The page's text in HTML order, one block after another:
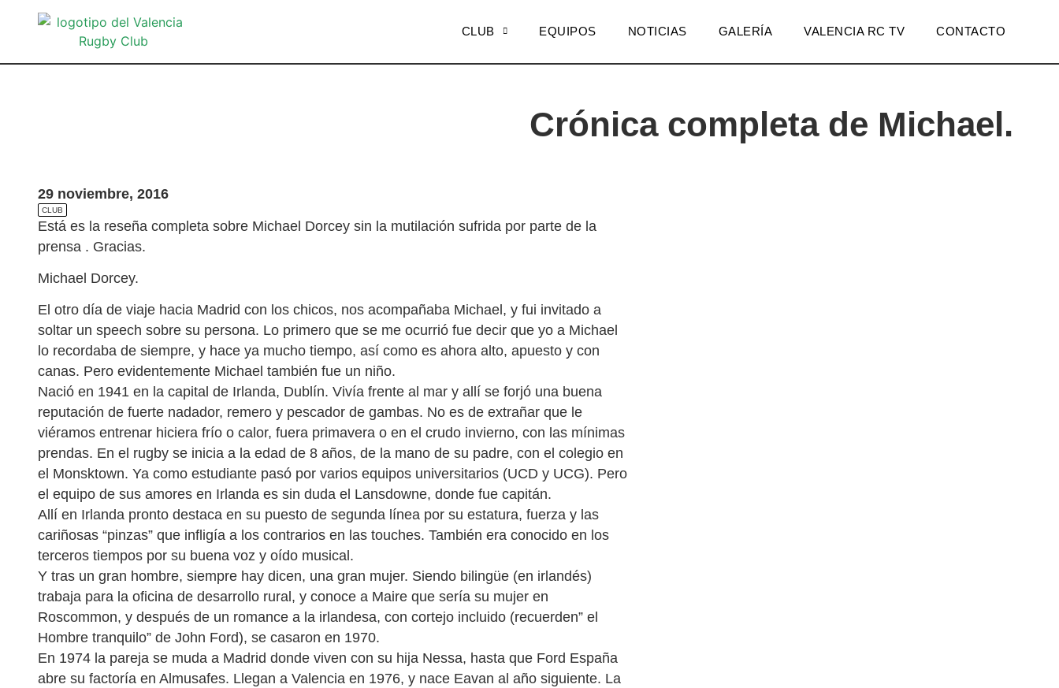
CLUB EQUIPOS NOTICIAS GALERÍA VALENCIA RC TV CONTACTO
Crónica completa de Michael.
29 noviembre, 2016
CLUB
Está es la reseña completa sobre Michael Dorcey sin la mutilación sufrida por parte de la
prensa . Gracias.
Michael Dorcey.
El otro día de viaje hacia Madrid con los chicos, nos acompañaba Michael, y fui invitado a
soltar un speech sobre su persona. Lo primero que se me ocurrió fue decir que yo a Michael
lo recordaba de siempre, y hace ya mucho tiempo, así como es ahora alto, apuesto y con
canas. Pero evidentemente Michael también fue un niño.
Nació en 1941 en la capital de Irlanda, Dublín. Vivía frente al mar y allí se forjó una buena
reputación de fuerte nadador, remero y pescador de gambas. No es de extrañar que le
viéramos entrenar hiciera frío o calor, fuera primavera o en el crudo invierno, con las mínimas
prendas. En el rugby se inicia a la edad de 8 años, de la mano de su padre, con el colegio en
el Monsktown. Ya como estudiante pasó por varios equipos universitarios (UCD y UCG). Pero
el equipo de sus amores en Irlanda es sin duda el Lansdowne, donde fue capitán.
Allí en Irlanda pronto destaca en su puesto de segunda línea por su estatura, fuerza y las
cariñosas “pinzas” que infligía a los contrarios en las touches. También era conocido en los
terceros tiempos por su buena voz y oído musical.
Y tras un gran hombre, siempre hay dicen, una gran mujer. Siendo bilingüe (en irlandés)
trabaja para la oficina de desarrollo rural, y conoce a Maire que sería su mujer en
Roscommon, y después de un romance a la irlandesa, con cortejo incluido (recuerden” el
Hombre tranquilo” de John Ford), se casaron en 1970.
En 1974 la pareja se muda a Madrid donde viven con su hija Nessa, hasta que Ford España
abre su factoría en Almusafes. Llegan a Valencia en 1976, y nace Eavan al año siguiente. La